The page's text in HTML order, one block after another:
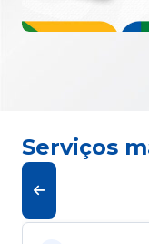
Serviços